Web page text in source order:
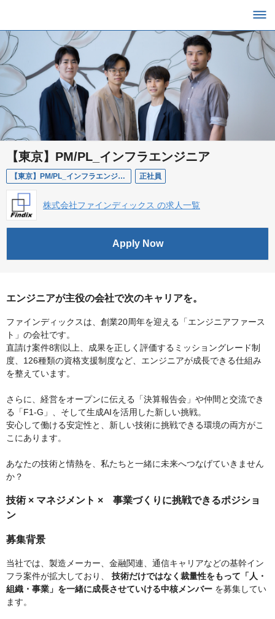
【東京】PM/PL_インフラエンジニア
【東京】PM/PL_インフラエンジニア 正社員
株式会社ファインディックス の求人一覧
Apply Now
エンジニアが主役の会社で次のキャリアを。
ファインディックスは、創業20周年を迎える「エンジニアファース
ト」の会社です。
直請け案件8割以上、成果を正しく評価するミッショングレード制
度、126種類の資格支援制度など、エンジニアが成長できる仕組み
を整えています。
さらに、経営をオープンに伝える「決算報告会」や仲間と交流でき
る「F1-G」、そして生成AIを活用した新しい挑戦。
安心して働ける安定性と、新しい技術に挑戦できる環境の両方がこ
こにあります。
あなたの技術と情熱を、私たちと一緒に未来へつなげていきません
か？
技術 × マネジメント × 事業づくりに挑戦できるポジショ
ン
募集背景
当社では、製造メーカー、金融関連、通信キャリアなどの基幹イン
フラ案件が拡大しており、 技術だけではなく裁量性をもって「人・
組織・事業」を一緒に成長させていける中核メンバー を募集してい
ます。